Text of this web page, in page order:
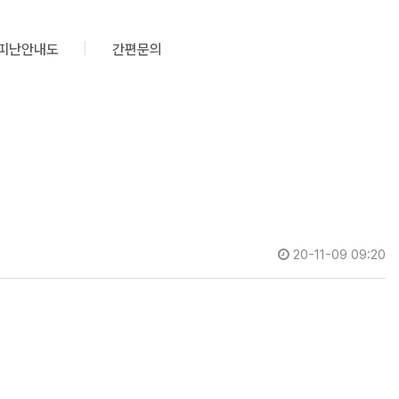
난안내도 간편문의
20-11-09 09:20